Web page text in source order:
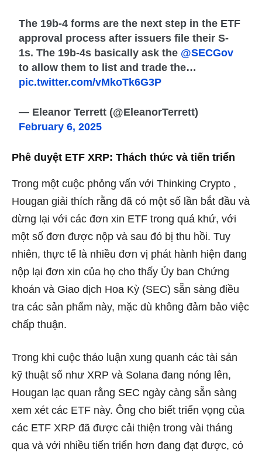
The 19b-4 forms are the next step in the ETF
approval process after issuers file their S-
1s. The 19b-4s basically ask the @SECGov
to allow them to list and trade the…
pic.twitter.com/vMkoTk6G3P
— Eleanor Terrett (@EleanorTerrett)
February 6, 2025
Phê duyệt ETF XRP: Thách thức và tiến triển
Trong một cuộc phỏng vấn với Thinking Crypto ,
Hougan giải thích rằng đã có một số lần bắt đầu và
dừng lại với các đơn xin ETF trong quá khứ, với
một số đơn được nộp và sau đó bị thu hồi. Tuy
nhiên, thực tế là nhiều đơn vị phát hành hiện đang
nộp lại đơn xin của họ cho thấy Ủy ban Chứng
khoán và Giao dịch Hoa Kỳ (SEC) sẵn sàng điều
tra các sản phẩm này, mặc dù không đảm bảo việc
chấp thuận.
Trong khi cuộc thảo luận xung quanh các tài sản
kỹ thuật số như XRP và Solana đang nóng lên,
Hougan lạc quan rằng SEC ngày càng sẵn sàng
xem xét các ETF này. Ông cho biết triển vọng của
các ETF XRP đã được cải thiện trong vài tháng
qua và với nhiều tiến triển hơn đang đạt được, có